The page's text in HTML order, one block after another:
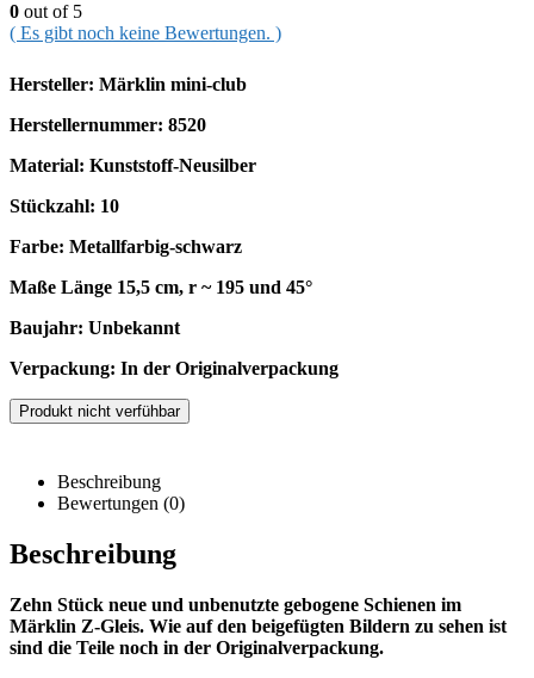
0 out of 5
( Es gibt noch keine Bewertungen. )
Hersteller: Märklin mini-club
Herstellernummer: 8520
Material: Kunststoff-Neusilber
Stückzahl: 10
Farbe: Metallfarbig-schwarz
Maße Länge 15,5 cm, r ~ 195 und 45°
Baujahr: Unbekannt
Verpackung: In der Originalverpackung
Produkt nicht verfühbar
Beschreibung
Bewertungen (0)
Beschreibung
Zehn Stück neue und unbenutzte gebogene Schienen im
Märklin Z-Gleis. Wie auf den beigefügten Bildern zu sehen ist
sind die Teile noch in der Originalverpackung.